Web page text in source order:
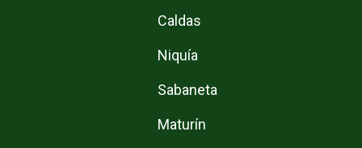
Caldas
Niquía
Sabaneta
Maturín